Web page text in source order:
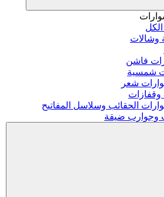
وشالات
فاشن
شمسية
شعر
وقفازات
الحقائب وسلاسل المفاتيح
وجوارب ضيقة